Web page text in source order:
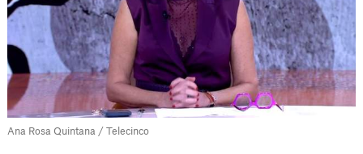
Ana Rosa Quintana / Telecinco